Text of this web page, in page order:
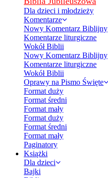
Dla dzieci i młodzieży
Komentarze
Nowy Komentarz Biblijny
Komentarze liturgiczne
Wokół Biblii
Nowy Komentarz Biblijny
Komentarze liturgiczne
Wokół Biblii
Oprawy na Pismo Święte
Format duży
Format średni
Format mały
Format duży
Format średni
Format mały
Paginatory
Książki
Dla dzieci
Bajki